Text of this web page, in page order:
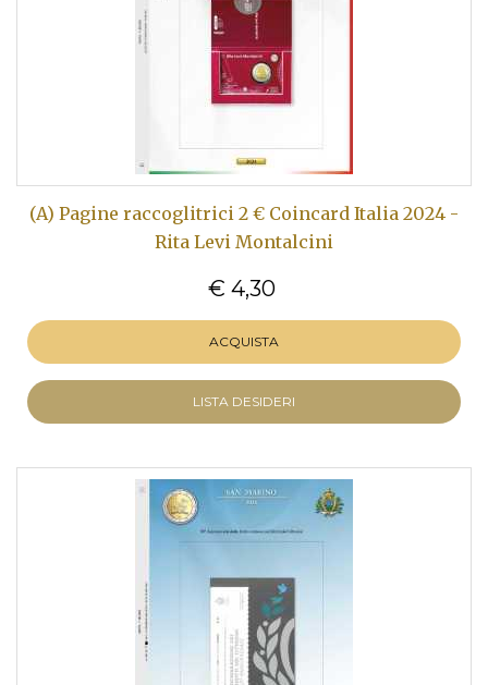
(A) Pagine raccoglitrici 2 € Coincard Italia 2024 -
Rita Levi Montalcini
€ 4,30
ACQUISTA
LISTA DESIDERI